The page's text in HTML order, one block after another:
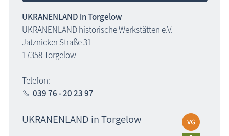
UKRANENLAND in Torgelow
UKRANENLAND historische Werkstätten e.V.
Jatznicker Straße 31
17358 Torgelow
Telefon:
039 76 - 20 23 97
UKRANENLAND in Torgelow